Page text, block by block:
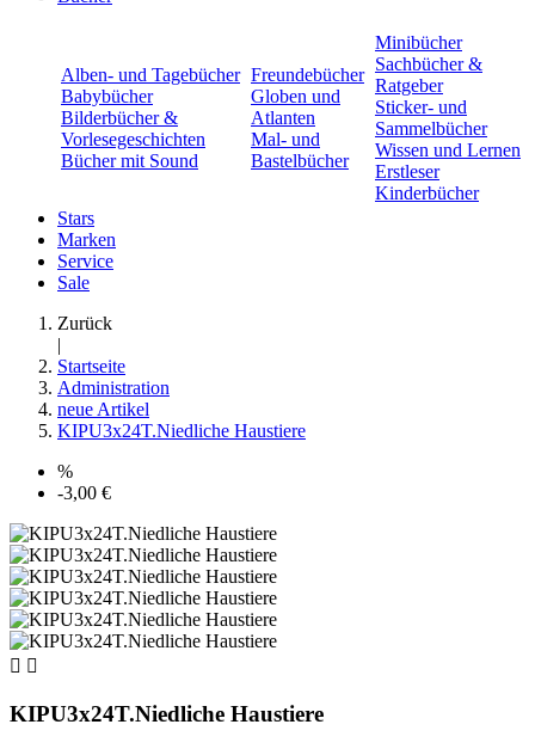
Alben- und Tagebücher
Babybücher
Bilderbücher &
Vorlesegeschichten
Bücher mit Sound
Freundebücher
Globen und
Atlanten
Mal- und
Bastelbücher
Minibücher
Sachbücher &
Ratgeber
Sticker- und
Sammelbücher
Wissen und Lernen
Erstleser
Kinderbücher
Stars
Marken
Service
Sale
Zurück
|
Startseite
Administration
neue Artikel
KIPU3x24T.Niedliche Haustiere
%
-3,00 €
 
KIPU3x24T.Niedliche Haustiere